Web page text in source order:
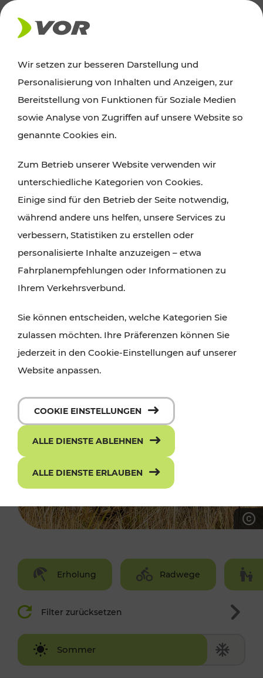
AKTUELLES
Ausflugstipps
Wien, Niederösterreich und das Burgenland
Wanderungen, Kultur und Gastronomie,
Radtouren oder purer Naturgenuss – viele
Attraktionen sind mit den Ticket- und Fahrplan-
Angeboten des VOR gut und schnell erreichbar.
Erholung Radwege
Filter zurücksetzen
Sommer
Winter
Wir setzen zur besseren Darstellung und
Personalisierung von Inhalten und Anzeigen, zur
Bereitstellung von Funktionen für Soziale Medien
sowie Analyse von Zugriffen auf unsere Website so
genannte Cookies ein.
Zum Betrieb unserer Website verwenden wir
unterschiedliche Kategorien von Cookies.
Einige sind für den Betrieb der Seite notwendig,
während andere uns helfen, unsere Services zu
verbessern, Statistiken zu erstellen oder
personalisierte Inhalte anzuzeigen – etwa
Fahrplanempfehlungen oder Informationen zu
Ihrem Verkehrsverbund.
Sie können entscheiden, welche Kategorien Sie
zulassen möchten. Ihre Präferenzen können Sie
jederzeit in den Cookie-Einstellungen auf unserer
Website anpassen.
COOKIE EINSTELLUNGEN
ALLE DIENSTE ABLEHNEN
ALLE DIENSTE ERLAUBEN